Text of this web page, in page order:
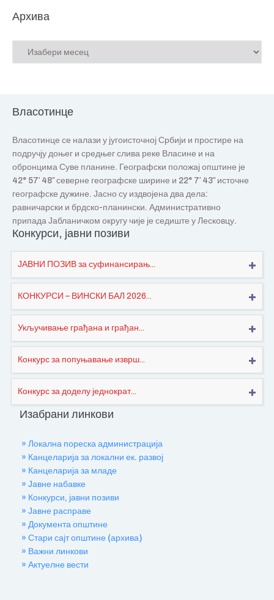
Архива
Власотинце
Власотинце се налази у југоисточној Србији и простире на
подручју доњег и средњег слива реке Власине и на
обронцима Суве планине. Географски положај општине је
42° 57′ 48″ северне географске ширине и 22° 7′ 43″ источне
географске дужине. Јасно су издвојена два дела:
равничарски и брдско-планински. Административно
припада Јабланичком округу чије је седиште у Лесковцу.
Конкурси, јавни позиви
ЈАВНИ ПОЗИВ за суфинансирањ...
КОНКУРСИ – ВИНСКИ БАЛ 2026...
Укључивање грађана и грађан...
Конкурс за попуњавање изврш...
Конкурс за доделу једнократ...
Изабрани линкови
» Локална пореска администрација
» Канцеларија за локални ек. развој
» Канцеларија за младе
» Јавне набавке
» Конкурси, јавни позиви
» Јавне расправе
» Документа општине
» Стари сајт општине (архива)
» Важни линкови
» Актуелне вести